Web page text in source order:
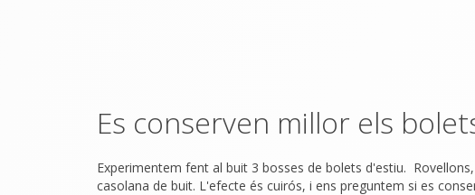
Es conserven millor els
Experimentem fent al buit 3 bosses de bolets d'estiu.
casolana de buit. L'efecte és cuirós, i ens preguntem si es